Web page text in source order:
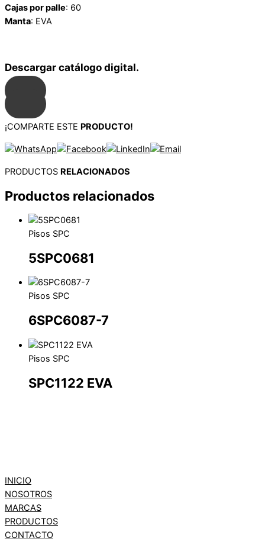
Cajas por palle: 60
Manta: EVA
Descargar catálogo digital.
¡COMPARTE ESTE PRODUCTO!
PRODUCTOS RELACIONADOS
Productos relacionados
Pisos SPC
5SPC0681
Pisos SPC
6SPC6087-7
Pisos SPC
SPC1122 EVA
INICIO
NOSOTROS
MARCAS
PRODUCTOS
CONTACTO